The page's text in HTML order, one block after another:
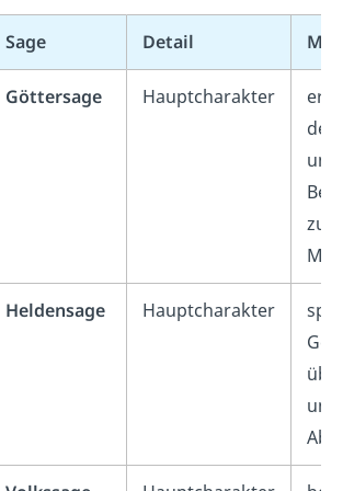
Sage Detail
Göttersage Hauptcharakter
zu
Heldensage Hauptcharakter